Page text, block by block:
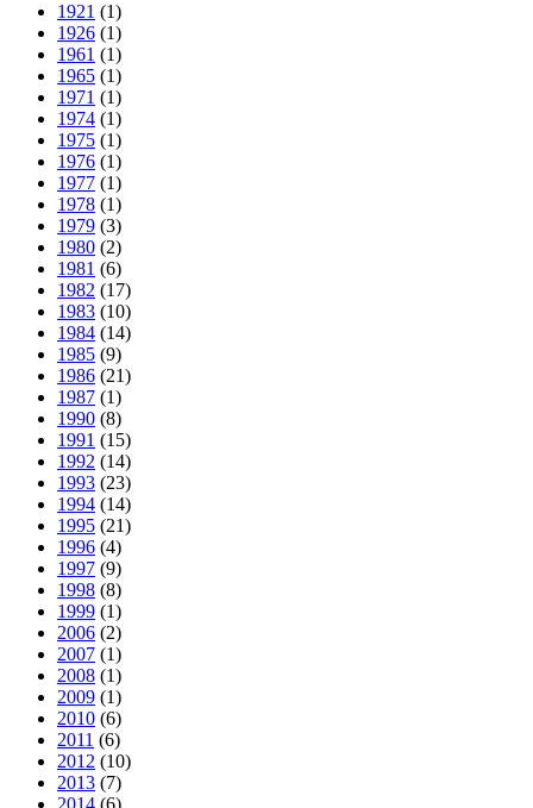
1921 (1)
1926 (1)
1961 (1)
1965 (1)
1971 (1)
1974 (1)
1975 (1)
1976 (1)
1977 (1)
1978 (1)
1979 (3)
1980 (2)
1981 (6)
1982 (17)
1983 (10)
1984 (14)
1985 (9)
1986 (21)
1987 (1)
1990 (8)
1991 (15)
1992 (14)
1993 (23)
1994 (14)
1995 (21)
1996 (4)
1997 (9)
1998 (8)
1999 (1)
2006 (2)
2007 (1)
2008 (1)
2009 (1)
2010 (6)
2011 (6)
2012 (10)
2013 (7)